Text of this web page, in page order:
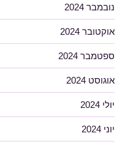
נובמבר 2024
אוקטובר 2024
ספטמבר 2024
אוגוסט 2024
יולי 2024
יוני 2024